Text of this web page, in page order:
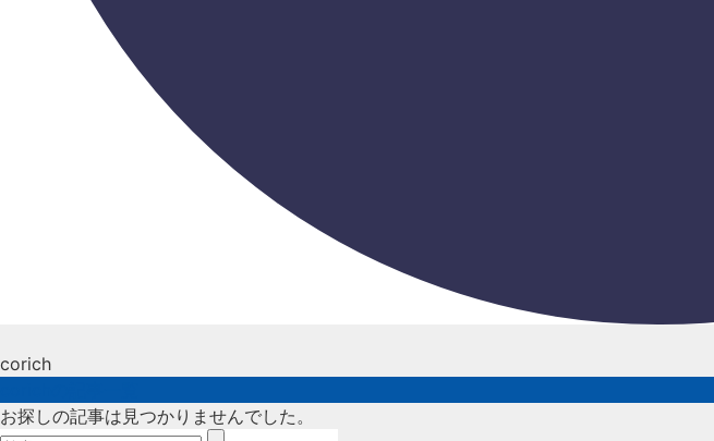
corich
お探しの記事は見つかりませんでした。